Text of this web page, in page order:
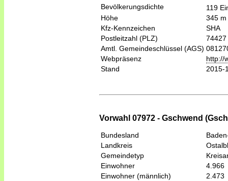
Bevölkerungsdichte
119
Höhe
345 m
Kfz-Kennzeichen
SHA
Postleitzahl (PLZ)
74427
Amtl. Gemeindeschlüssel (AGS)
Webpräsenz
http://
Stand
2015-
Vorwahl 07972 - Gschwend
Bundesland
Landkreis
Gemeindetyp
Einwohner
4.966
Einwohner (männlich)
2.473